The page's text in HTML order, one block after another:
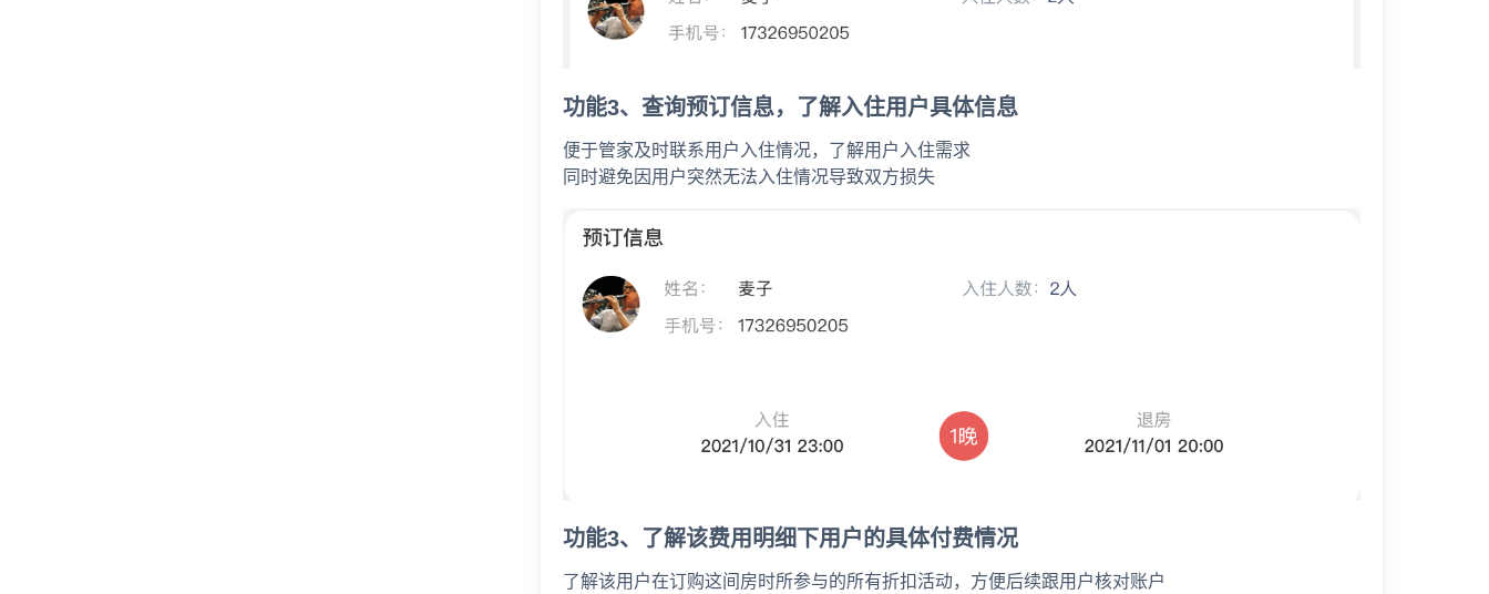
功能3、查询预订信息，了解入住用户具体信息
便于管家及时联系用户入住情况，了解用户入住需求
同时避免因用户突然无法入住情况导致双方损失
功能3、了解该费用明细下用户的具体付费情况
了解该用户在订购这间房时所参与的所有折扣活动，方便后续跟用户核对账户